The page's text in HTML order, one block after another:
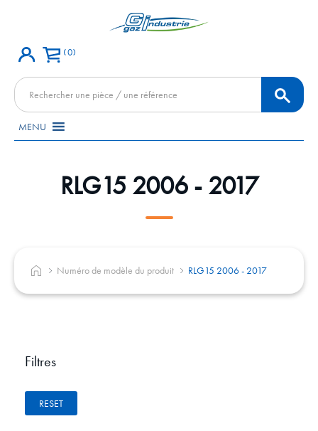
0
Recherche
de
produits
MENU
RLG15 2006 - 2017
Numéro de modèle du produit RLG15 2006 - 2017
Filtres
RESET